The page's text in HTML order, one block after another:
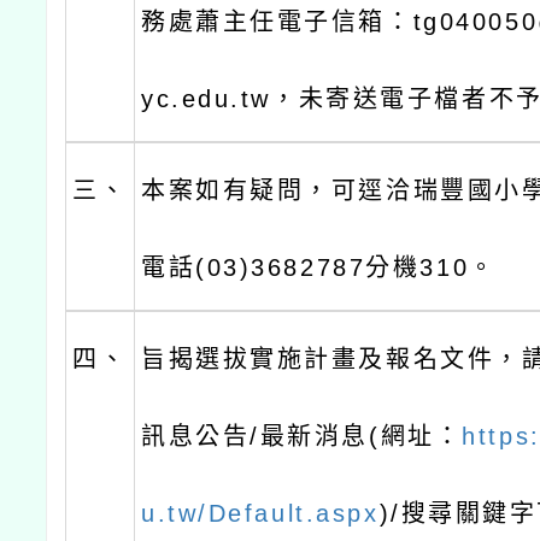
務處蕭主任電子信箱：
yc.edu.tw，未寄送電子檔者不
三、 本案如有疑問，可逕洽瑞豐國小
電話(03)3682787分機310。
四、 旨揭選拔實施計畫及報名文件，
訊息公告/最新消息(網址：
u.tw/Default.aspx)/搜尋關鍵